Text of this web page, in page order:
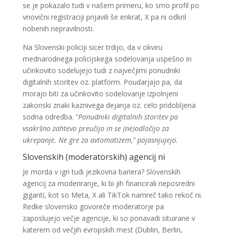
se je pokazalo tudi v našem primeru, ko smo profil po
vnovični registraciji prijavili še enkrat, X pa ni odkril
nobenih nepravilnosti.
Na Slovenski policiji sicer trdijo, da v okviru
mednarodnega policijskega sodelovanja uspešno in
učinkovito sodelujejo tudi z največjimi ponudniki
digitalnih storitev oz. platform. Poudarjajo pa, da
morajo biti za učinkovito sodelovanje izpolnjeni
zakonski znaki kaznivega dejanja oz. celo pridobljena
sodna odredba. “Ponudniki digitalnih storitev pa
vsakršno zahtevo preučijo in se (ne)odločijo za
ukrepanje. Ne gre za avtomatizem,” pojasnjujejo.
Slovenskih (moderatorskih) agencij ni
Je morda v igri tudi jezikovna bariera? Slovenskih
agencij za moderiranje, ki bi jih financirali neposredni
giganti, kot so Meta, X ali TikTok namreč tako rekoč ni.
Redke slovensko govoreče moderatorje pa
zaposlujejo večje agencije, ki so ponavadi situirane v
katerem od večjih evropskih mest (Dublin, Berlin,